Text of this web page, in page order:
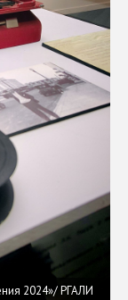
2024»/ РГАЛИ